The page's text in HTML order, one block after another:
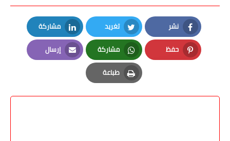
نشر
Facebook
تغريد
Twitter
مشاركة
LinkedIn
حفظ
Pinterest
مشاركة
Whatsapp
إرسال
Email
طباعة
Print